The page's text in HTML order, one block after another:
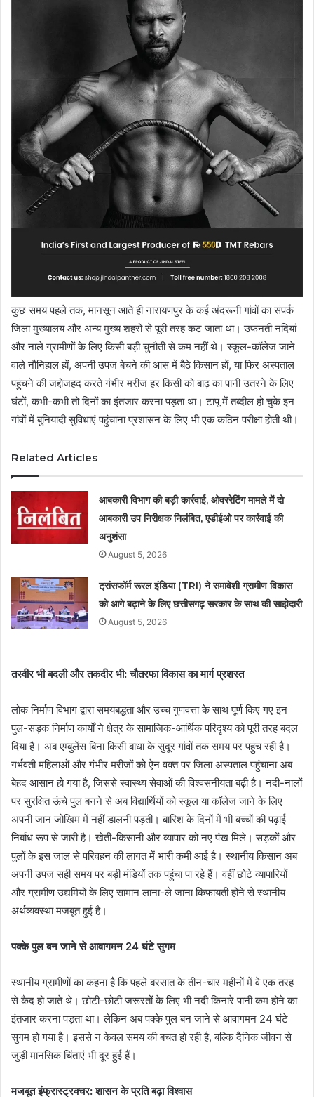
कुछ समय पहले तक, मानसून आते ही नारायणपुर के कई अंदरूनी गांवों का संपर्क
जिला मुख्यालय और अन्य मुख्य शहरों से पूरी तरह कट जाता था। उफनती नदियां
और नाले ग्रामीणों के लिए किसी बड़ी चुनौती से कम नहीं थे। स्कूल-कॉलेज जाने
वाले नौनिहाल हों, अपनी उपज बेचने की आस में बैठे किसान हों, या फिर अस्पताल
पहुंचने की जद्दोजहद करते गंभीर मरीज हर किसी को बाढ़ का पानी उतरने के लिए
घंटों, कभी-कभी तो दिनों का इंतजार करना पड़ता था। टापू में तब्दील हो चुके इन
गांवों में बुनियादी सुविधाएं पहुंचाना प्रशासन के लिए भी एक कठिन परीक्षा होती थी।
Related Articles
आबकारी विभाग की बड़ी कार्रवाई, ओवररेटिंग मामले में दो
आबकारी उप निरीक्षक निलंबित, एडीईओ पर कार्रवाई की
अनुशंसा
August 5, 2026
ट्रांसफॉर्म रूरल इंडिया (TRI) ने समावेशी ग्रामीण विकास
को आगे बढ़ाने के लिए छत्तीसगढ़ सरकार के साथ की साझेदारी
August 5, 2026
तस्वीर भी बदली और तकदीर भी: चौतरफा विकास का मार्ग प्रशस्त
लोक निर्माण विभाग द्वारा समयबद्धता और उच्च गुणवत्ता के साथ पूर्ण किए गए इन
पुल-सड़क निर्माण कार्यों ने क्षेत्र के सामाजिक-आर्थिक परिदृश्य को पूरी तरह बदल
दिया है। अब एम्बुलेंस बिना किसी बाधा के सुदूर गांवों तक समय पर पहुंच रही है।
गर्भवती महिलाओं और गंभीर मरीजों को ऐन वक्त पर जिला अस्पताल पहुंचाना अब
बेहद आसान हो गया है, जिससे स्वास्थ्य सेवाओं की विश्वसनीयता बढ़ी है। नदी-नालों
पर सुरक्षित ऊंचे पुल बनने से अब विद्यार्थियों को स्कूल या कॉलेज जाने के लिए
अपनी जान जोखिम में नहीं डालनी पड़ती। बारिश के दिनों में भी बच्चों की पढ़ाई
निर्बाध रूप से जारी है। खेती-किसानी और व्यापार को नए पंख मिले। सड़कों और
पुलों के इस जाल से परिवहन की लागत में भारी कमी आई है। स्थानीय किसान अब
अपनी उपज सही समय पर बड़ी मंडियों तक पहुंचा पा रहे हैं। वहीं छोटे व्यापारियों
और ग्रामीण उद्यमियों के लिए सामान लाना-ले जाना किफायती होने से स्थानीय
अर्थव्यवस्था मजबूत हुई है।
पक्के पुल बन जाने से आवागमन 24 घंटे सुगम
स्थानीय ग्रामीणों का कहना है कि पहले बरसात के तीन-चार महीनों में वे एक तरह
से कैद हो जाते थे। छोटी-छोटी जरूरतों के लिए भी नदी किनारे पानी कम होने का
इंतजार करना पड़ता था। लेकिन अब पक्के पुल बन जाने से आवागमन 24 घंटे
सुगम हो गया है। इससे न केवल समय की बचत हो रही है, बल्कि दैनिक जीवन से
जुड़ी मानसिक चिंताएं भी दूर हुई हैं।
मजबूत इंफ्रास्ट्रक्चर: शासन के प्रति बढ़ा विश्वास